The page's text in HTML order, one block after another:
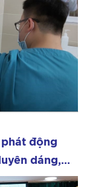
động
dáng,
Công